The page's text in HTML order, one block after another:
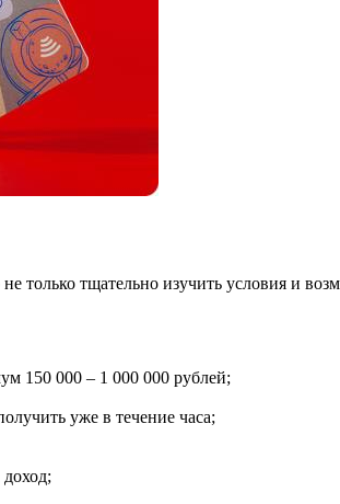
только тщательно изучить условия и
150 000 – 1 000 000 рублей;
уже в течение часа;